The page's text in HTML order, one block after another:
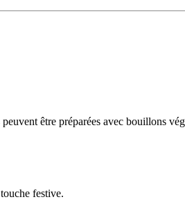
être préparées avec bouillons
festive.